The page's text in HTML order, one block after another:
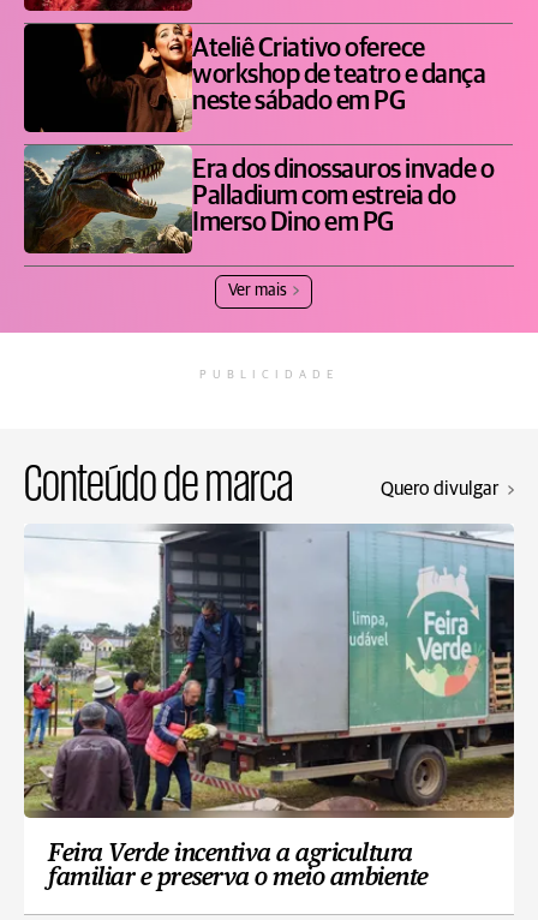
Ateliê Criativo oferece
workshop de teatro e dança
neste sábado em PG
Era dos dinossauros invade o
Palladium com estreia do
Imerso Dino em PG
Ver mais
PUBLICIDADE
Conteúdo de marca Quero divulgar
Feira Verde incentiva a agricultura
familiar e preserva o meio ambiente